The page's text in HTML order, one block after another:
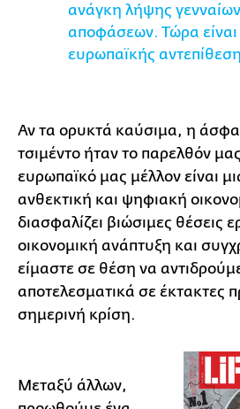
ανάγκη λήψης
αποφάσεων. Τώρα
ευρωπαϊκής
Αν τα ορυκτά καύσιμα, η
τσιμέντο ήταν το παρελθόν
ευρωπαϊκό μας μέλλον είναι
ανθεκτική και ψηφιακή
διασφαλίζει βιώσιμες θέσεις
οικονομική ανάπτυξη και
είμαστε σε θέση να
αποτελεσματικά σε έκτακτες
σημερινή κρίση.
Μεταξύ άλλων,